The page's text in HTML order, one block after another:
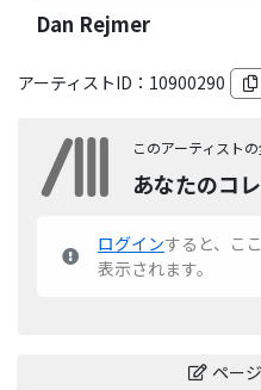
Dan Rejmer
アーティストID： 10900290
このアーティスト
あなたのコ
ログインすると、こ
表示されます。
ペー